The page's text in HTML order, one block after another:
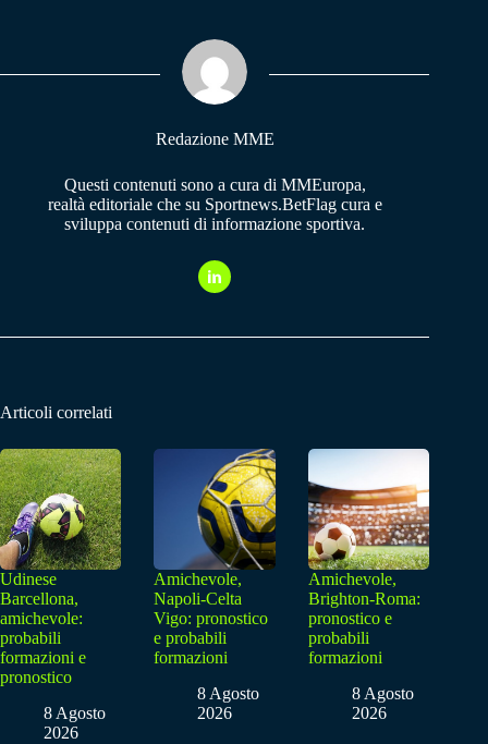
pp m
Redazione MME
Questi contenuti sono a cura di MMEuropa,
realtà editoriale che su Sportnews.BetFlag cura e
sviluppa contenuti di informazione sportiva.
Articoli correlati
Udinese
Barcellona,
amichevole:
probabili
formazioni e
pronostico
8 Agosto
2026
Amichevole,
Napoli-Celta
Vigo: pronostico
e probabili
formazioni
8 Agosto
2026
Amichevole,
Brighton-Roma:
pronostico e
probabili
formazioni
8 Agosto
2026